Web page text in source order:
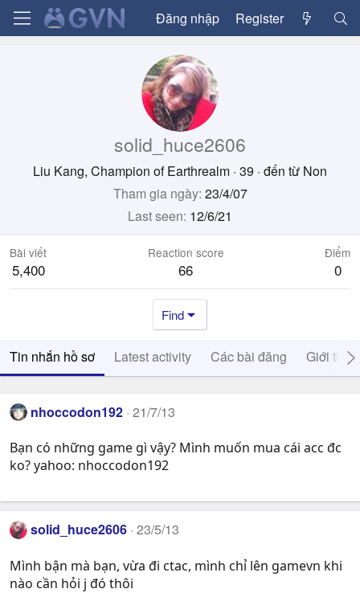
Đăng nhập Register
solid_huce2606
Liu Kang, Champion of Earthrealm · 39 · đến từ Non
Tham gia ngày 23/4/07
Last seen 12/6/21
Bài viết
5,400
Reaction score
66
Điểm
0
Find
Tin nhắn hồ sơ Latest activity Các bài đăng Giới thiệu
nhoccodon192 21/7/13
Bạn có những game gì vậy? Mình muốn mua cái acc đc
ko? yahoo: nhoccodon192
solid_huce2606 23/5/13
Mình bận mà bạn, vừa đi ctac, mình chỉ lên gamevn khi
nào cần hỏi j đó thôi